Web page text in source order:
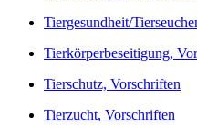
Tiergesundheit/
Tierkörperbeseitigung,
Tierschutz, Vorschriften
Tierzucht, Vorschriften